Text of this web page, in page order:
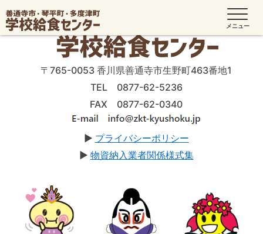
〒765-0053 香川県善通寺市生野町463番地1
TEL 0877-62-5236
FAX 0877-62-0340
▶ プライバシーポリシー
▶ 物資納入業者関係様式集